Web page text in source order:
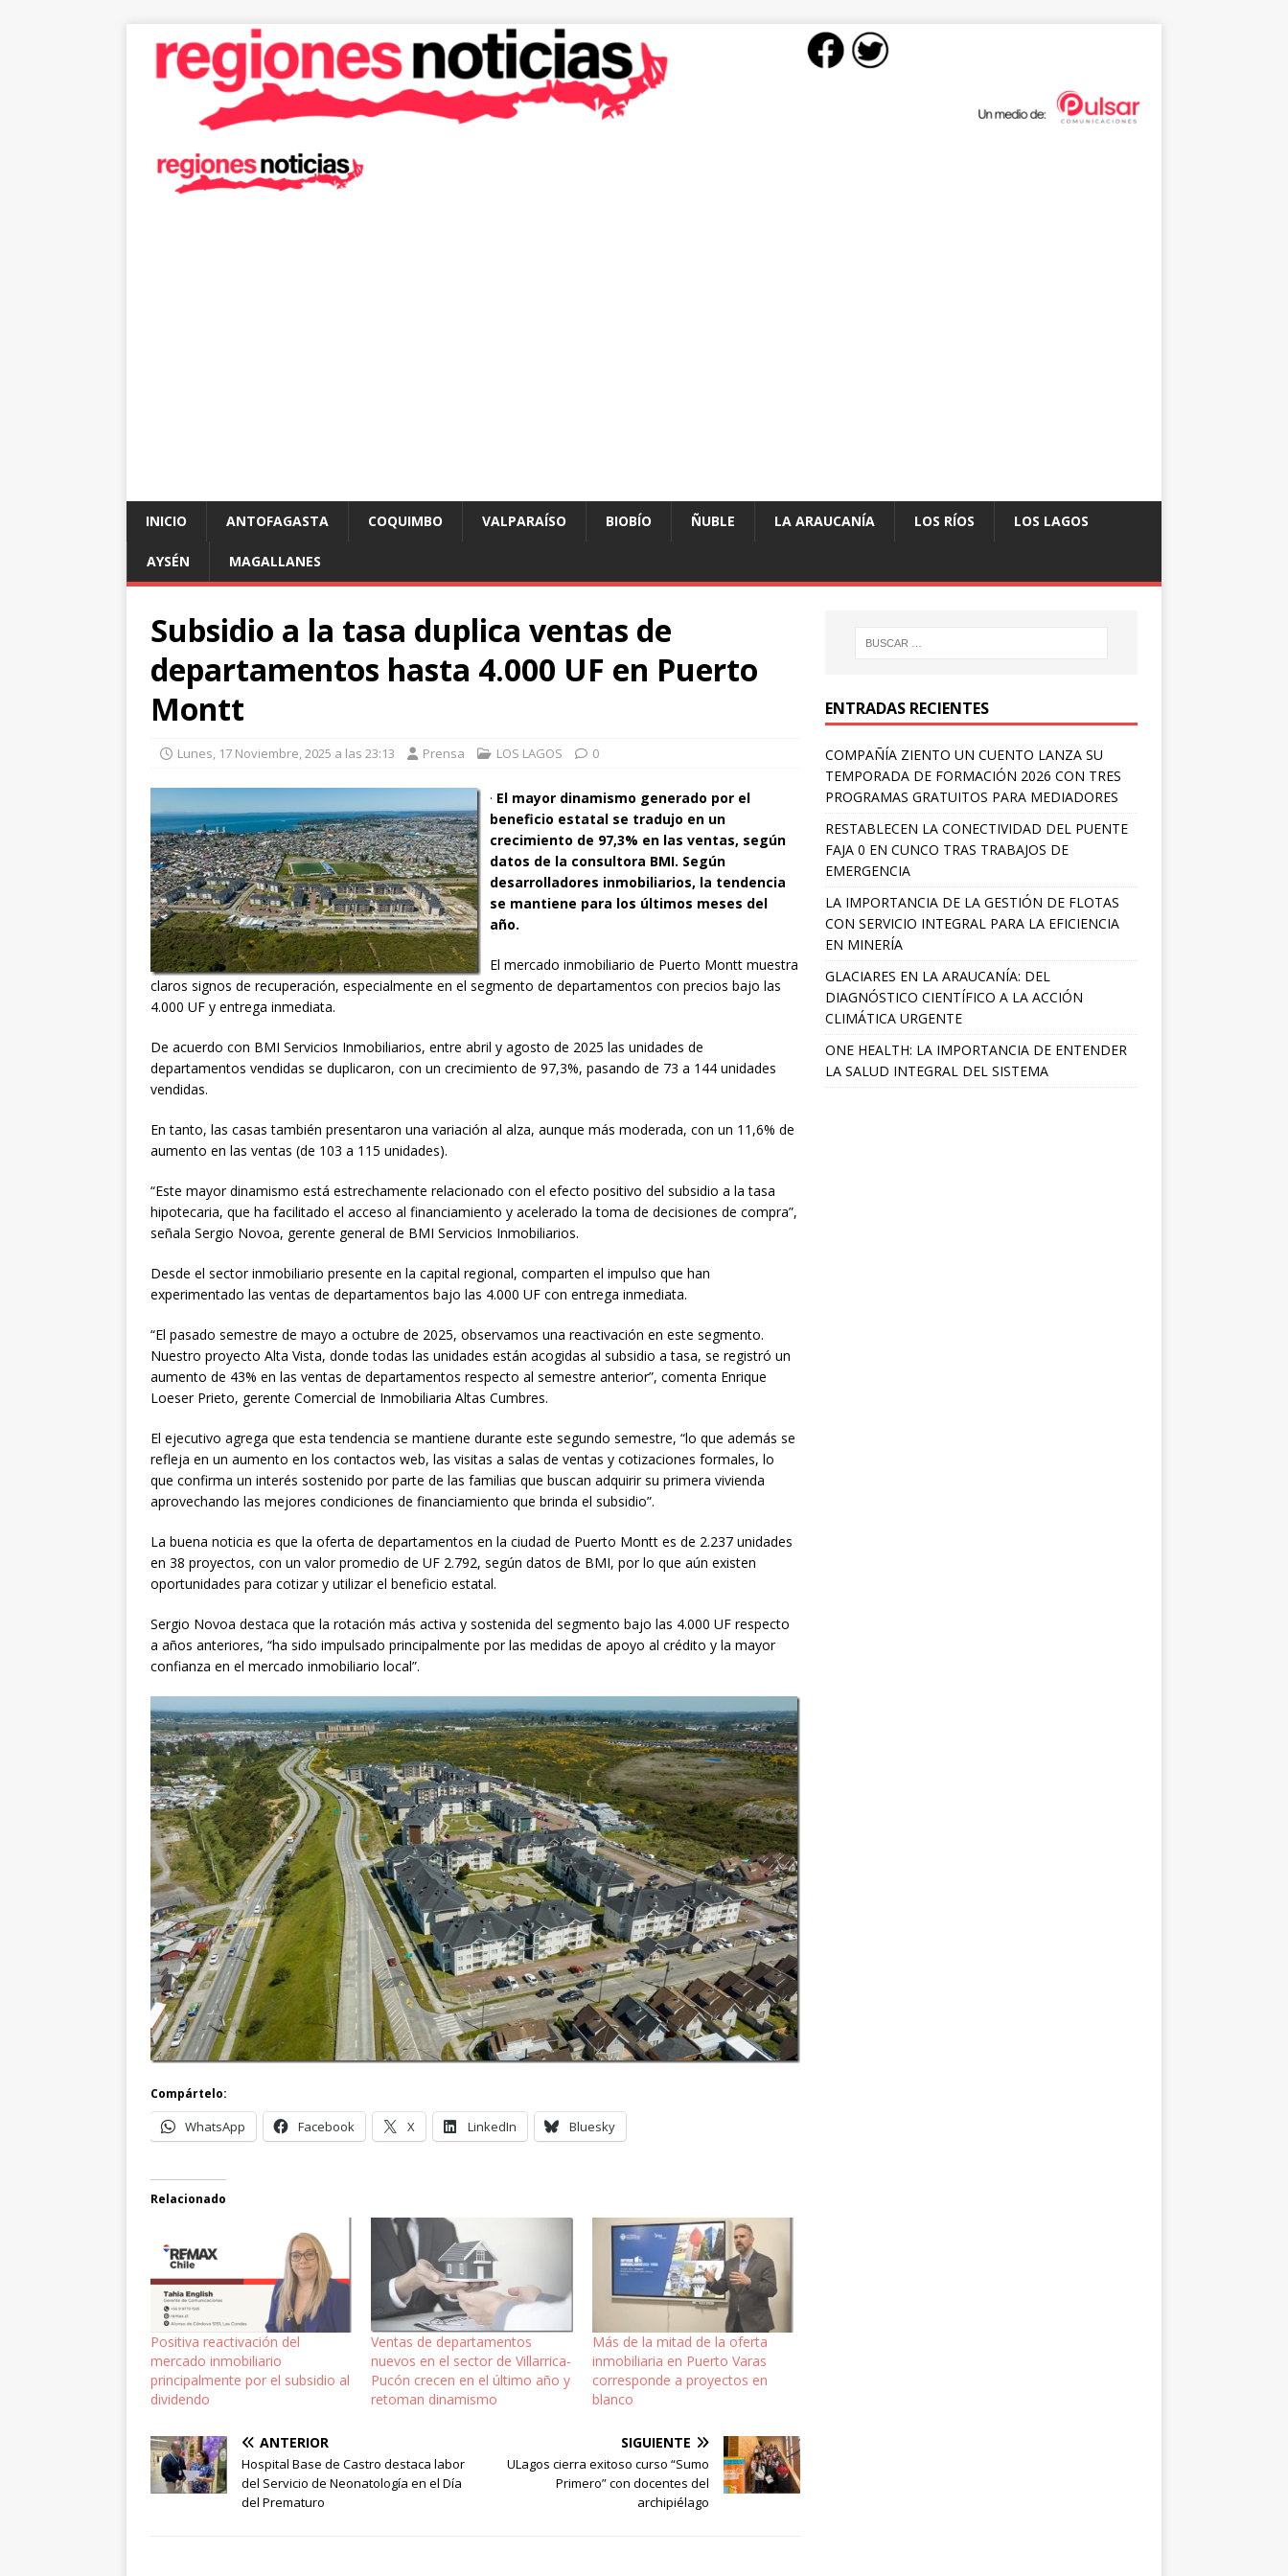
INICIO ANTOFAGASTA COQUIMBO VALPARAÍSO BIOBÍO ÑUBLE LA ARAUCANÍA LOS RÍOS LOS LAGOS
AYSÉN MAGALLANES
Subsidio a la tasa duplica ventas de
departamentos hasta 4.000 UF en Puerto
Montt
Lunes, 17 Noviembre, 2025 a las 23:13 Prensa LOS LAGOS 0
· El mayor dinamismo generado por el
beneficio estatal se tradujo en un
crecimiento de 97,3% en las ventas, según
datos de la consultora BMI. Según
desarrolladores inmobiliarios, la tendencia
se mantiene para los últimos meses del
año.
El mercado inmobiliario de Puerto Montt muestra
claros signos de recuperación, especialmente en el segmento de departamentos con precios bajo las
4.000 UF y entrega inmediata.
De acuerdo con BMI Servicios Inmobiliarios, entre abril y agosto de 2025 las unidades de
departamentos vendidas se duplicaron, con un crecimiento de 97,3%, pasando de 73 a 144 unidades
vendidas.
En tanto, las casas también presentaron una variación al alza, aunque más moderada, con un 11,6% de
aumento en las ventas (de 103 a 115 unidades).
“Este mayor dinamismo está estrechamente relacionado con el efecto positivo del subsidio a la tasa
hipotecaria, que ha facilitado el acceso al financiamiento y acelerado la toma de decisiones de compra”,
señala Sergio Novoa, gerente general de BMI Servicios Inmobiliarios.
Desde el sector inmobiliario presente en la capital regional, comparten el impulso que han
experimentado las ventas de departamentos bajo las 4.000 UF con entrega inmediata.
“El pasado semestre de mayo a octubre de 2025, observamos una reactivación en este segmento.
Nuestro proyecto Alta Vista, donde todas las unidades están acogidas al subsidio a tasa, se registró un
aumento de 43% en las ventas de departamentos respecto al semestre anterior”, comenta Enrique
Loeser Prieto, gerente Comercial de Inmobiliaria Altas Cumbres.
El ejecutivo agrega que esta tendencia se mantiene durante este segundo semestre, “lo que además se
refleja en un aumento en los contactos web, las visitas a salas de ventas y cotizaciones formales, lo
que confirma un interés sostenido por parte de las familias que buscan adquirir su primera vivienda
aprovechando las mejores condiciones de financiamiento que brinda el subsidio”.
La buena noticia es que la oferta de departamentos en la ciudad de Puerto Montt es de 2.237 unidades
en 38 proyectos, con un valor promedio de UF 2.792, según datos de BMI, por lo que aún existen
oportunidades para cotizar y utilizar el beneficio estatal.
Sergio Novoa destaca que la rotación más activa y sostenida del segmento bajo las 4.000 UF respecto
a años anteriores, “ha sido impulsado principalmente por las medidas de apoyo al crédito y la mayor
confianza en el mercado inmobiliario local”.
Compártelo:
WhatsApp Facebook X LinkedIn Bluesky
Relacionado
Positiva reactivación del
mercado inmobiliario
principalmente por el subsidio al
dividendo
Ventas de departamentos
nuevos en el sector de Villarrica-
Pucón crecen en el último año y
retoman dinamismo
Más de la mitad de la oferta
inmobiliaria en Puerto Varas
corresponde a proyectos en
blanco
ANTERIOR
Hospital Base de Castro destaca labor
del Servicio de Neonatología en el Día
del Prematuro
SIGUIENTE
ULagos cierra exitoso curso “Sumo
Primero” con docentes del
archipiélago
ENTRADAS RECIENTES
COMPAÑÍA ZIENTO UN CUENTO LANZA SU
TEMPORADA DE FORMACIÓN 2026 CON TRES
PROGRAMAS GRATUITOS PARA MEDIADORES
RESTABLECEN LA CONECTIVIDAD DEL PUENTE
FAJA 0 EN CUNCO TRAS TRABAJOS DE
EMERGENCIA
LA IMPORTANCIA DE LA GESTIÓN DE FLOTAS
CON SERVICIO INTEGRAL PARA LA EFICIENCIA
EN MINERÍA
GLACIARES EN LA ARAUCANÍA: DEL
DIAGNÓSTICO CIENTÍFICO A LA ACCIÓN
CLIMÁTICA URGENTE
ONE HEALTH: LA IMPORTANCIA DE ENTENDER
LA SALUD INTEGRAL DEL SISTEMA